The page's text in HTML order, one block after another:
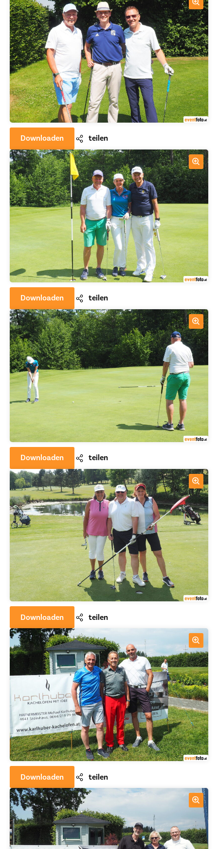
Downloaden teilen
Downloaden teilen
Downloaden teilen
Downloaden teilen
Downloaden teilen